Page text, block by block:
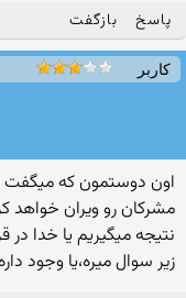
پاسخ بازگفت
کاربر
مشرکان رو ویران خواهد
نتیجه میگیریم یا خدا
زیر سوال میره،یا وجود